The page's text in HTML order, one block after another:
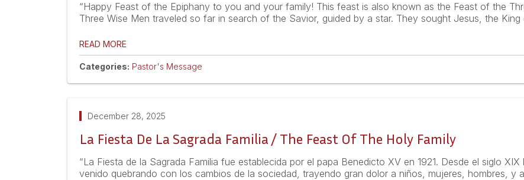
“Happy Feast of the Epiphany to you and your family! This feast is also known as the Feast of the
Three Wise Men traveled so far in search of the Savior, guided by a star. They sought Jesus, the
READ MORE
Categories: Pastor's Message
December 28, 2025
La Fiesta De La Sagrada Familia / The Feast Of The Holy Family
“La Fiesta de la Sagrada Familia fue establecida por el papa Benedicto XV en 1921. Desde el siglo
venido quebrando con los cambios de la sociedad, trayendo gran dolor a niños, mujeres, hombres, y